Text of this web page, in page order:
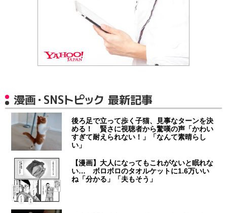
漫画・SNSトピック 最新記事
後ろ足で立って歩く子猫、見事なターンを決
める！ 賢さに視聴者から驚嘆の声「かわい
すぎて耐えられない！」「なんて素晴らし
い」
【漫画】大人になってもこれがないと眠れな
い… ボロボロのタオルケットに1.6万いい
ね「分かる」「夫もそう」